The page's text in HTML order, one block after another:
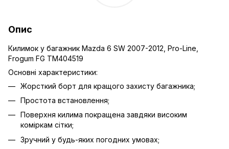
Опис
Килимок у багажник Mazda 6 SW 2007-2012, Pro-Line,
Frogum FG TM404519
Основні характеристики:
Жорсткий борт для кращого захисту багажника;
Простота встановлення;
Поверхня килима покращена завдяки високим
коміркам сітки;
Зручний у будь-яких погодних умовах;